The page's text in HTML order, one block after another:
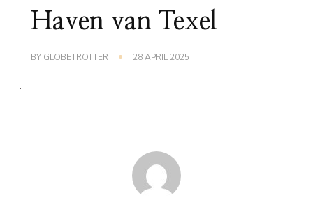
Haven van Texel
BY GLOBETROTTER 28 APRIL 2025